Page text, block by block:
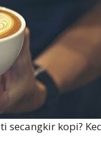
secangkir kopi?